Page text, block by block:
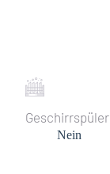
Geschirrspüler
Nein